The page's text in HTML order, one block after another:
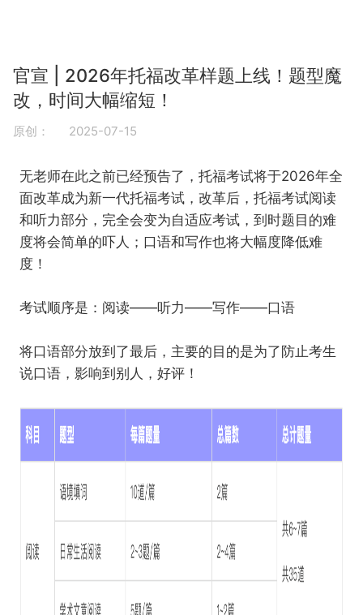
官宣 | 2026年托福改革样题上线！题型魔
改，时间大幅缩短！
原创： 2025-07-15
无老师在此之前已经预告了，托福考试将于2026年全
面改革成为新一代托福考试，改革后，托福考试阅读
和听力部分，完全会变为自适应考试，到时题目的难
度将会简单的吓人；口语和写作也将大幅度降低难
度！
考试顺序是：阅读——听力——写作——口语
将口语部分放到了最后，主要的目的是为了防止考生
说口语，影响到别人，好评！